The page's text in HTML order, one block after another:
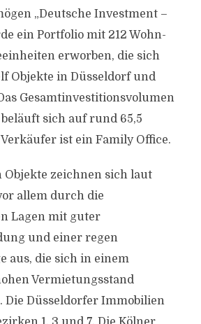
„Deutsche Investment –
ein Portfolio mit 212 Wohn-
erworben, die sich
Objekte in Düsseldorf und
Gesamtinvestitionsvolumen
sich auf rund 65,5
ist ein Family Office.
Objekte zeichnen sich laut
allem durch die
Lagen mit guter
und einer regen
aus, die sich in einem
Vermietungsstand
Die Düsseldorfer Immobilien